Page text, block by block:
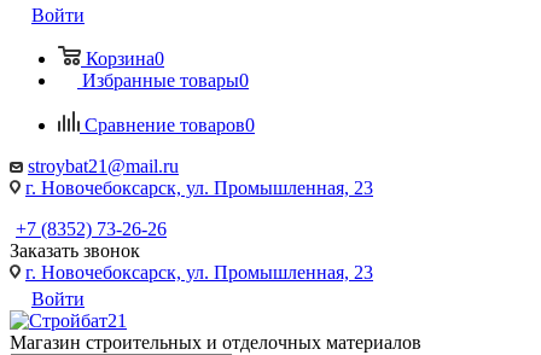
Войти
Корзина0
Избранные товары0
Сравнение товаров0
stroybat21@mail.ru
г. Новочебоксарск, ул. Промышленная, 23
+7 (8352) 73-26-26
Заказать звонок
г. Новочебоксарск, ул. Промышленная, 23
Войти
Магазин строительных и отделочных материалов